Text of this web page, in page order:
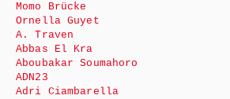
Momo Brücke
Ornella Guyet
A. Traven
Abbas El Kra
Aboubakar Soumahoro
ADN23
Adri Ciambarella